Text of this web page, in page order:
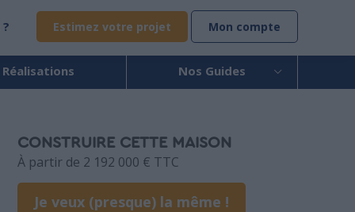
Estimez votre projet Mon compte
Nos Guides
CONSTRUIRE CETTE MAISON
À partir de 2 192 000 € TTC
Je veux (presque) la même !